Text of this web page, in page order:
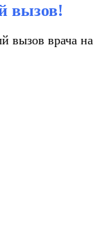
вызов!
вызов врача на